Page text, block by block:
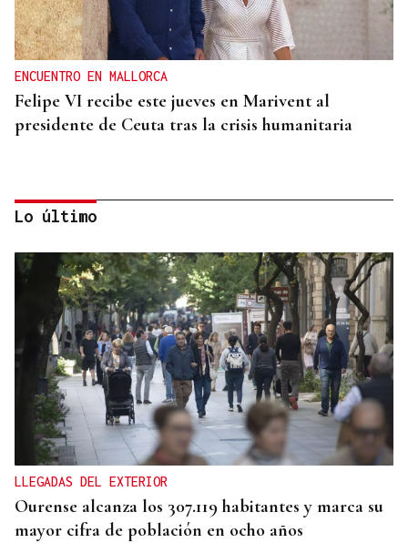
ENCUENTRO EN MALLORCA
Felipe VI recibe este jueves en Marivent al
presidente de Ceuta tras la crisis humanitaria
CRISIS HUMANITARIA
El Instituto de Medicina Legal de Ceuta recibe los
cuerpos de los 80 migrantes fallecidos
Lo último
LLEGADAS DEL EXTERIOR
Ourense alcanza los 307.119 habitantes y marca su
mayor cifra de población en ocho años